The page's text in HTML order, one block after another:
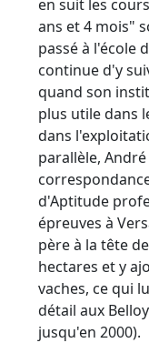
en suit les
ans et 4 mois"
passé à l'école
continue d'y
quand son
plus utile dans
dans
parallèle,
d'Aptitude
épreuves à
père à la tête
hectares et y
vaches, ce qui
détail aux
jusqu'en 2000).